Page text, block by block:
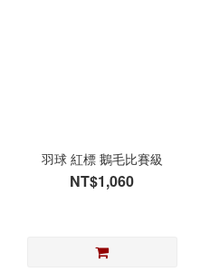
羽球 紅標 鵝毛比賽級
NT$1,060